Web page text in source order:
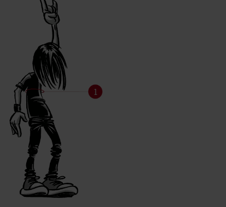
Sko, boots, sneakers Damer
T-skjorter, hettejakker og gensere, jakker, bodier
Størrelser på bukser
Herrer
Damer
Informasjon om renhold
Materialeinformasjon
Bruksflekker